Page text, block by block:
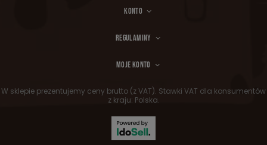
KONTO
REGULAMINY
MOJE KONTO
W sklepie prezentujemy ceny brutto (z VAT). Stawki VAT dla konsumentów
z kraju: Polska.